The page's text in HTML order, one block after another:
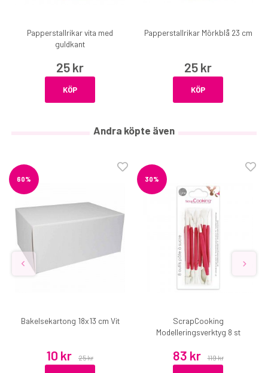
Papperstallrikar vita med
guldkant
25 kr
KÖP
Papperstallrikar Mörkblå 23 cm
25 kr
KÖP
Andra köpte även
60%
Bakelsekartong 18x13 cm Vit
10 kr 25 kr
30%
ScrapCooking
Modelleringsverktyg 8 st
83 kr 119 kr